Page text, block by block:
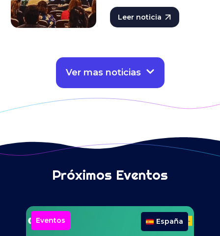
Leer noticia
Ver mas noticias
Próximos Eventos
España
Eventos